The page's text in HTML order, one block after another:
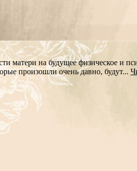
матери на будущее физическое и
произошли очень давно, будут...